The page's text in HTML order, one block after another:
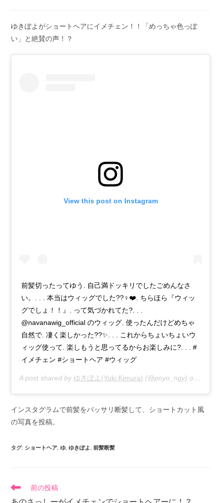
ゆきぽよがショートヘアにイメチェン！！「めっちゃ色っぽ
い」と絶賛の声！？
View this post on Instagram
前髪切ったってゆう. 自己満ドッキリでしたごめんなさ
い。. . . 本当はウィッグでした??‍♀️❤️. ちらほら『ウィッ
グでしょ！！』. って気づかれてた?. . .
@navanawig_official のウィッグ. 使ったんだけどめちゃ
自然で. 凄く楽しかった??✨. . . これからちょいちょいウ
ィッグ使って. 楽しもうと思ってるからお楽しみに?. . . #
イメチェン #ショートヘア #ウィッグ
A post shared by ゆきぽよ(Yuki Kimura) (@poyo_ngy) on
インスタグラムで前髪をバッサリ断髪して、ショートカット風
の写真を投稿。
タグ: ショートヘア, ゆ, ゆきぽよ, 前髪断髪
前の投稿